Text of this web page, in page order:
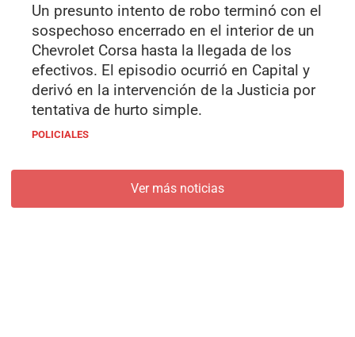
Un presunto intento de robo terminó con el
sospechoso encerrado en el interior de un
Chevrolet Corsa hasta la llegada de los
efectivos. El episodio ocurrió en Capital y
derivó en la intervención de la Justicia por
tentativa de hurto simple.
POLICIALES
Ver más noticias